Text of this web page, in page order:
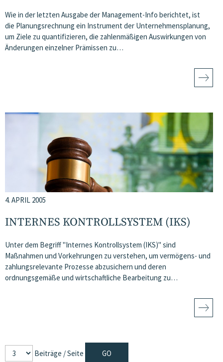
Wie in der letzten Ausgabe der Management-Info berichtet, ist
die Planungsrechnung ein Instrument der Unternehmensplanung,
um Ziele zu quantifizieren, die zahlenmäßigen Auswirkungen von
Änderungen einzelner Prämissen zu…
4. APRIL 2005
INTERNES KONTROLLSYSTEM (IKS)
Unter dem Begriff "Internes Kontrollsystem (IKS)" sind
Maßnahmen und Vorkehrungen zu verstehen, um vermögens- und
zahlungsrelevante Prozesse abzusichern und deren
ordnungsgemäße und wirtschaftliche Bearbeitung zu…
Beiträge / Seite